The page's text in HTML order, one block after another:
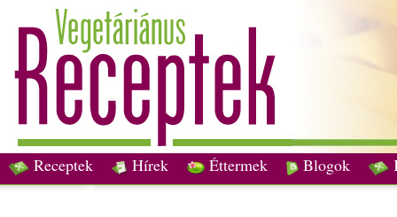
Receptek Hírek Éttermek Blogok